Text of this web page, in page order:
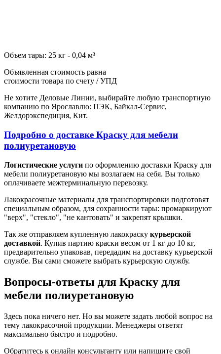
Объем тары: 25 кг - 0,04 м³
Объявленная стоимость равна
стоимости товара по счету / УПД
Не хотите Деловые Линии, выбирайте любую транспортную
компанию по Ярославлю: ПЭК, Байкал-Сервис,
Желдорэкспедиция, Кит.
Подробно о доставке Краску для мебели
полиуретановую
Логистические услуги по оформлению доставки Краску для
мебели полиуретановую мы возлагаем на себя. Вы только
оплачиваете межтерминальную перевозку.
Лакокрасочные материалы для транспортировки подготовят
специальным образом, для сохранности тары: промаркируют
"верх", "стекло", "не кантовать" и закрепят крышки.
Так же отправляем купленную лакокраску курьерской
доставкой. Купив партию краски весом от 1 кг до 10 кг,
предварительно упаковав, передадим на доставку курьерской
службе. Вы сами сможете выбрать курьерскую службу.
Вопросы-ответы для Краску для
мебели полиуретановую
Здесь пока ничего нет. Но вы можете задать любой вопрос на
тему лакокрасочной продукции. Менеджеры ответят
максимально быстро и подробно.
Обратитесь к онлайн консультанту или напишите свой